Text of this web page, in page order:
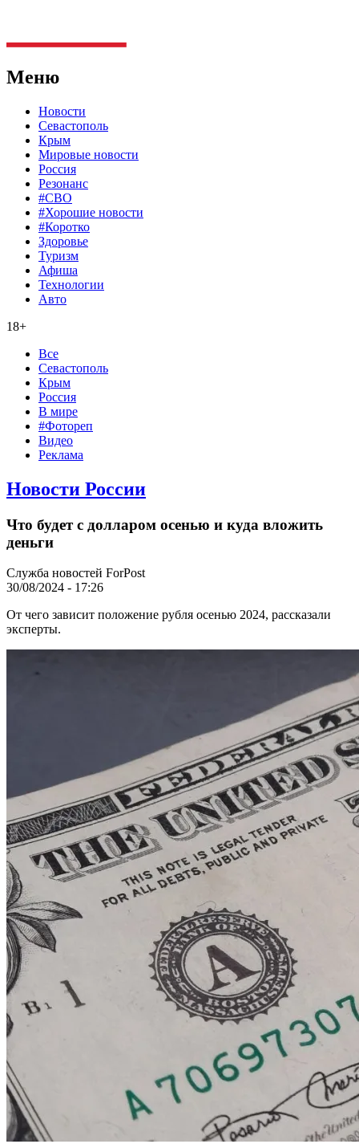
Меню
Новости
Севастополь
Крым
Мировые новости
Россия
Резонанс
#СВО
#Хорошие новости
#Коротко
Здоровье
Туризм
Афиша
Технологии
Авто
18+
Все
Севастополь
Крым
Россия
В мире
#Фотореп
Видео
Реклама
Новости России
Что будет с долларом осенью и куда вложить
деньги
Служба новостей ForPost
30/08/2024 - 17:26
От чего зависит положение рубля осенью 2024, рассказали
эксперты.